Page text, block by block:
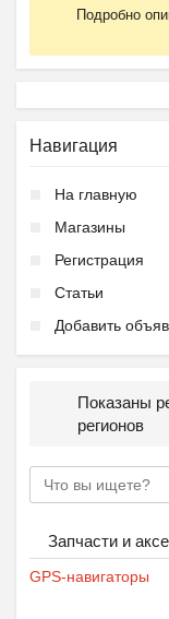
Подробно
Навигация
На главную
Магазины
Регистрация
Статьи
Добавить
Показаны
регионов
Запчасти и
GPS-навигаторы